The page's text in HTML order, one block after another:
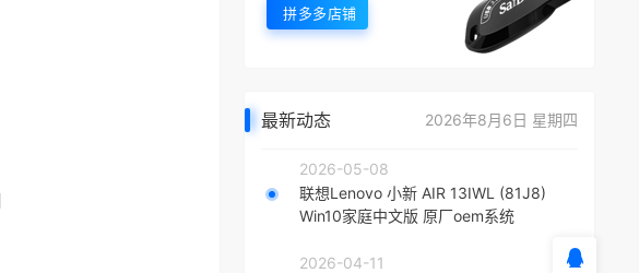
拼多多店铺
最新动态 2026年8月6日 星期四
2026-05-08
联想Lenovo 小新 AIR 13IWL (81J8)
Win10家庭中文版 原厂oem系统
2026-04-11